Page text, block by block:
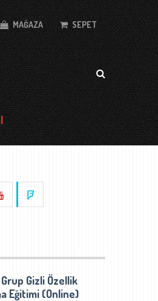
MAĞAZA SEPET
Grup Gizli Özellik
Eğitimi (Online)